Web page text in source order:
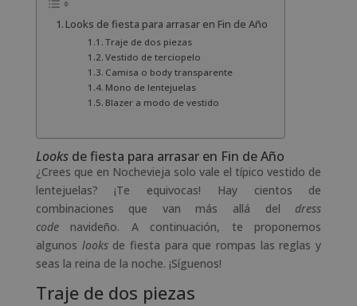
Looks de fiesta para arrasar en Fin de Año
Traje de dos piezas
Vestido de terciopelo
Camisa o body transparente
Mono de lentejuelas
Blazer a modo de vestido
Looksde fiesta para arrasar en Fin de Año
¿Crees que en Nochevieja solo vale el típico vestido de
lentejuelas? ¡Te equivocas! Hay cientos de
combinaciones que van más allá deldress
code navideño. A continuación, te proponemos
algunos looksde fiesta para que rompas las reglas y
seas la reina de la noche. ¡Síguenos!
Traje de dos piezas